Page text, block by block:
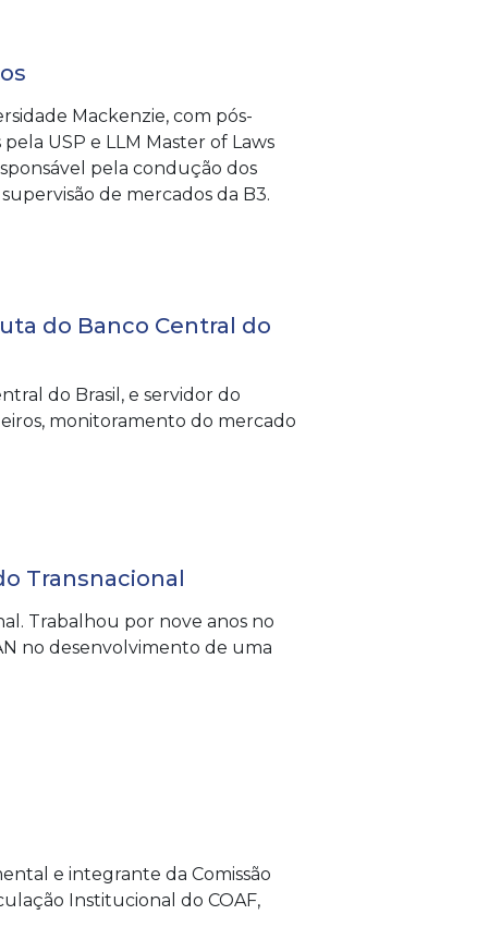
Mackenzie, com pós-
USP e LLM Master of Laws
pela condução dos
de mercados da B3.
do Banco Central do
do Brasil, e servidor do
monitoramento do mercado
Transnacional
Trabalhou por nove anos no
no desenvolvimento de uma
e integrante da Comissão
Institucional do COAF,